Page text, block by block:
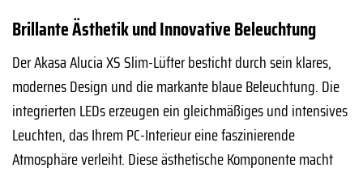
Brillante Ästhetik und Innovative Beleuchtung
Der Akasa Alucia XS Slim-Lüfter besticht durch sein klares,
modernes Design und die markante blaue Beleuchtung. Die
integrierten LEDs erzeugen ein gleichmäßiges und intensives
Leuchten, das Ihrem PC-Interieur eine faszinierende
Atmosphäre verleiht. Diese ästhetische Komponente macht